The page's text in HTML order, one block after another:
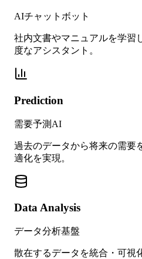
AIチャットボット
社内文書やマニュアルを学習
度なアシスタント。
Prediction
需要予測AI
過去のデータから将来の需要
適化を実現。
Data Analysis
データ分析基盤
散在するデータを統合・可視